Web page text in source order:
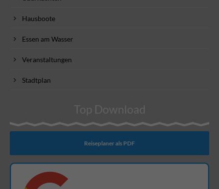
Hausboote
Essen am Wasser
Veranstaltungen
Stadtplan
Top Download
Reiseplaner als PDF